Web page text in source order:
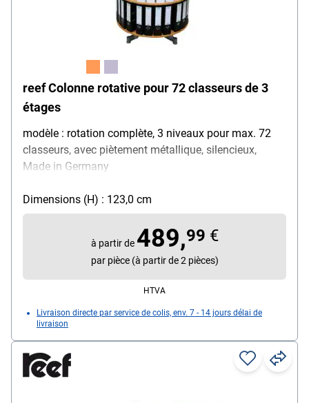
reef Colonne rotative pour 72 classeurs de 3
étages
modèle : rotation complète, 3 niveaux pour max. 72
classeurs, avec piètement métallique, silencieux,
Made in Germany
Dimensions (H) : 123,0 cm
à partir de 489,99 €
par pièce (à partir de 2 pièces)
HTVA
Livraison directe par service de colis, env. 7 - 14 jours délai de
livraison